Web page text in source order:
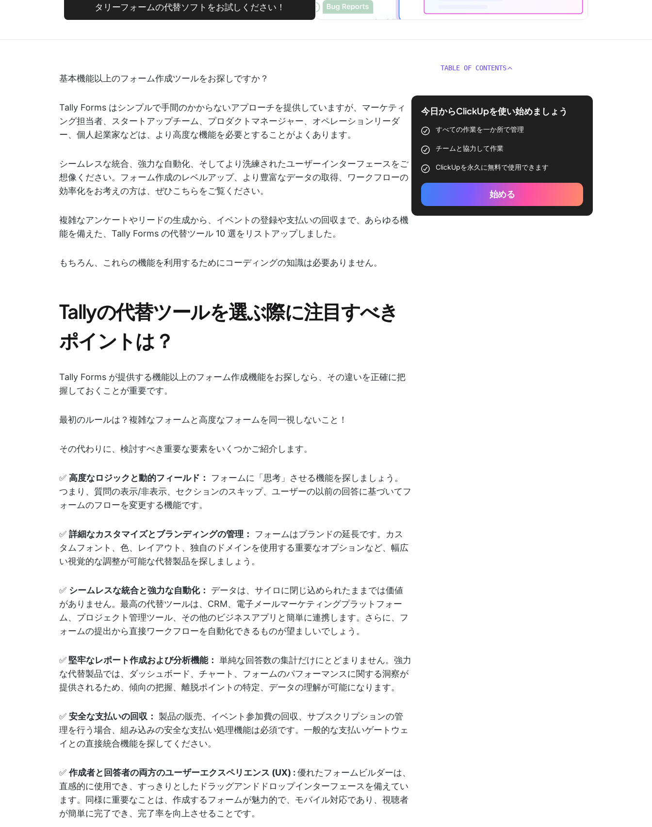
タリーフォームの代替ソフトをお試しください！
基本機能以上のフォーム作成ツールをお探しですか？
Tally Forms はシンプルで手間のかからないアプローチを提供していますが、マーケティ
ング担当者、スタートアップチーム、プロダクトマネージャー、オペレーションリーダ
ー、個人起業家などは、より高度な機能を必要とすることがよくあります。
シームレスな統合、強力な自動化、そしてより洗練されたユーザーインターフェースをご
想像ください。フォーム作成のレベルアップ、より豊富なデータの取得、ワークフローの
効率化をお考えの方は、ぜひこちらをご覧ください。
複雑なアンケートやリードの生成から、イベントの登録や支払いの回収まで、あらゆる機
能を備えた、Tally Forms の代替ツール 10 選をリストアップしました。
もちろん、これらの機能を利用するためにコーディングの知識は必要ありません。
Tallyの代替ツールを選ぶ際に注目すべき
ポイントは？
Tally Forms が提供する機能以上のフォーム作成機能をお探しなら、その違いを正確に把
握しておくことが重要です。
最初のルールは？複雑なフォームと高度なフォームを同一視しないこと！
その代わりに、検討すべき重要な要素をいくつかご紹介します。
✅ 高度なロジックと動的フィールド：
フォームに「思考」させる機能を探しましょう。
つまり、質問の表示/非表示、セクションのスキップ、ユーザーの以前の回答に基づいてフ
ォームのフローを変更する機能です。
✅ 詳細なカスタマイズとブランディングの管理：
フォームはブランドの延長です。カス
タムフォント、色、レイアウト、独自のドメインを使用する重要なオプションなど、幅広
い視覚的な調整が可能な代替製品を探しましょう。
✅ シームレスな統合と強力な自動化：
データは、サイロに閉じ込められたままでは価値
がありません。最高の代替ツールは、CRM、電子メールマーケティングプラットフォー
ム、プロジェクト管理ツール、その他のビジネスアプリと簡単に連携します。さらに、フ
ォームの提出から直接ワークフローを自動化できるものが望ましいでしょう。
✅ 堅牢なレポート作成および分析機能： 単純な回答数の集計だけにとどまりません。強力
な代替製品では、ダッシュボード、チャート、フォームのパフォーマンスに関する洞察が
提供されるため、傾向の把握、離脱ポイントの特定、データの理解が可能になります。
✅ 安全な支払いの回収：
製品の販売、イベント参加費の回収、サブスクリプションの管
理を行う場合、組み込みの安全な支払い処理機能は必須です。一般的な支払いゲートウェ
イとの直接統合機能を探してください。
✅作成者と回答者の両方のユーザーエクスペリエンス (UX) : 優れたフォームビルダーは、
直感的に使用でき、すっきりとしたドラッグアンドドロップインターフェースを備えてい
ます。同様に重要なことは、作成するフォームが魅力的で、モバイル対応であり、視聴者
が簡単に完了でき、完了率を向上させることです。
TABLE OF CONTENTS
今日からClickUpを使い始めましょう
すべての作業を一か所で管理
チームと協力して作業
ClickUpを永久に無料で使用できます
始める